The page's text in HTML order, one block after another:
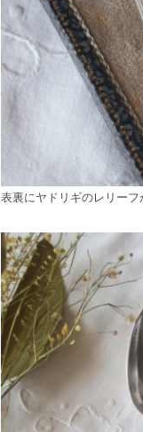
表裏にヤドリギのレリーフ